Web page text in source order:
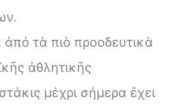
τὰ πιὸ προοδευτικὰ
ἀθλητικῆς
μέχρι σήμερα ἔχει